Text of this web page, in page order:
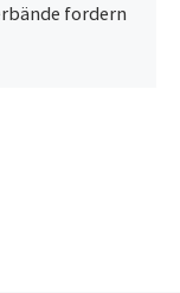
fordern